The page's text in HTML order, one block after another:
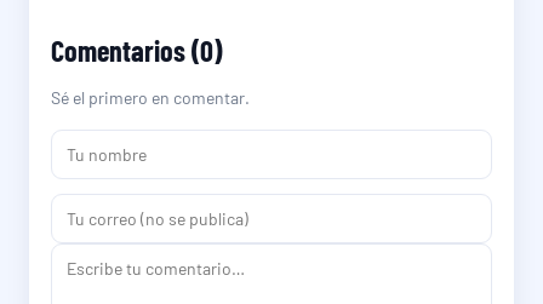
Comentarios (0)
Sé el primero en comentar.